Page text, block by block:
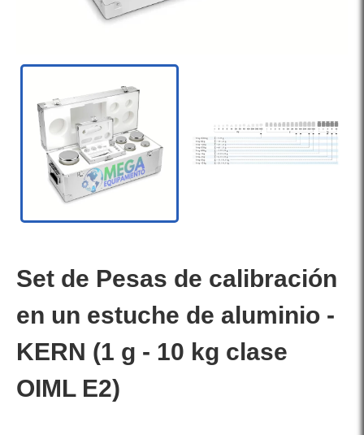
Set de Pesas de calibración
en un estuche de aluminio -
KERN (1 g - 10 kg clase
OIML E2)